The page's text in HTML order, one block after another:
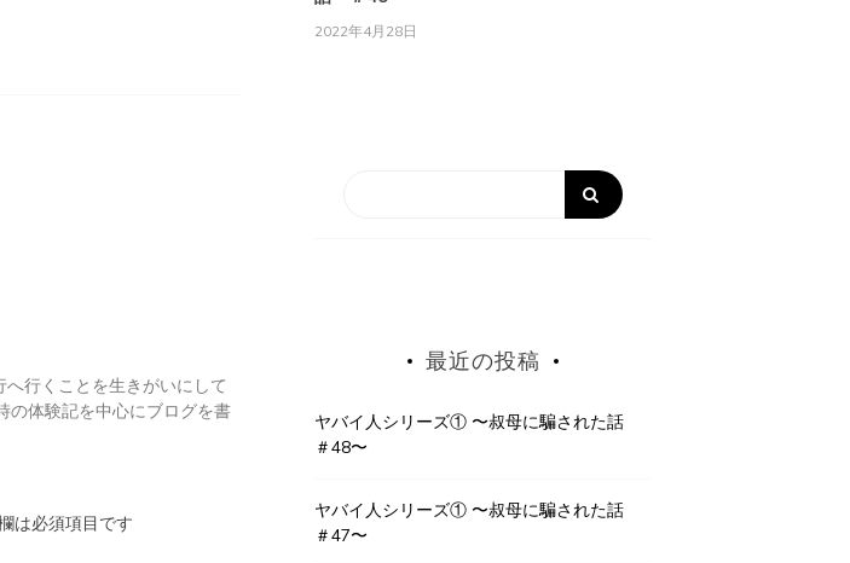
行くことを生きがいにして
の体験記を中心にブログを書
は必須項目です
2022年4月28日
最近の投稿
ヤバイ人シリーズ① 〜叔母に騙された話
＃48〜
ヤバイ人シリーズ① 〜叔母に騙された話
＃47〜